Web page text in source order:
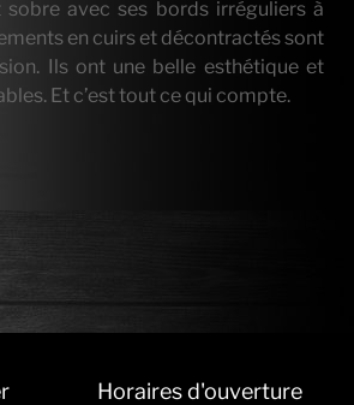
avec ses bords irréguliers à
en cuirs et décontractés sont
Ils ont une belle esthétique et
Et c’est tout ce qui compte.
Horaires d'ouverture